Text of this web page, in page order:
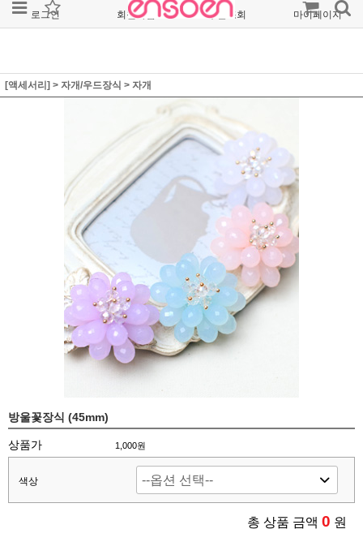
로그인 회원가입 주문조회 마이페이지
[액세서리] > 자개/우드장식 > 자개
방울꽃장식 (45mm)
상품가 1,000원
색상
총 상품 금액 0 원